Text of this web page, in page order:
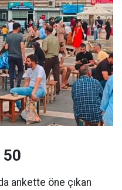
50
ankette öne çıkan